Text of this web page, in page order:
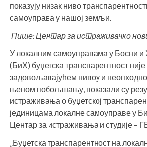
показују низак ниво
самоуправа у нашој земљи.
Пише: Центар за истраживачко
У локалним самоуправама у Босни и
(БиХ) буџетска транспарентност није
задовољавајућем нивоу и неопходно
њеном побољшању, показали су
истраживања о буџетској
јединицама локалне самоуправе у
Центар за истраживања и студије –
„Буџетска транспарентност на